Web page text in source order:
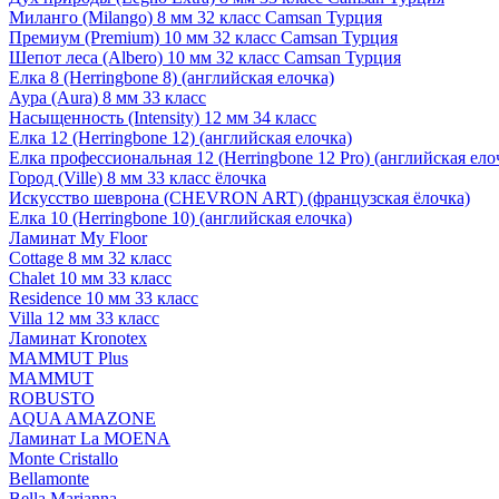
Миланго (Milango) 8 мм 32 класс Camsan Турция
Премиум (Premium) 10 мм 32 класс Camsan Турция
Шепот леса (Albero) 10 мм 32 класс Camsan Турция
Елка 8 (Herringbone 8) (английская елочка)
Аура (Aura) 8 мм 33 класс
Насыщенность (Intensity) 12 мм 34 класс
Елка 12 (Herringbone 12) (английская елочка)
Елка профессиональная 12 (Herringbone 12 Pro) (английская
Город (Ville) 8 мм 33 класс ёлочка
Искусство шеврона (CHEVRON ART) (французская ёлочка)
Елка 10 (Herringbone 10) (английская елочка)
Ламинат My Floor
Cottage 8 мм 32 класс
Chalet 10 мм 33 класс
Residence 10 мм 33 класс
Villa 12 мм 33 класс
Ламинат Kronotex
MAMMUT Plus
MAMMUT
ROBUSTO
AQUA AMAZONE
Ламинат La MOENA
Monte Cristallo
Bellamonte